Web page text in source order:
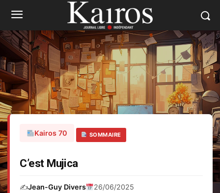
Kairos 70 SOMMAIRE
C’est Mujica
✍️Jean-Guy Divers 26/06/2025